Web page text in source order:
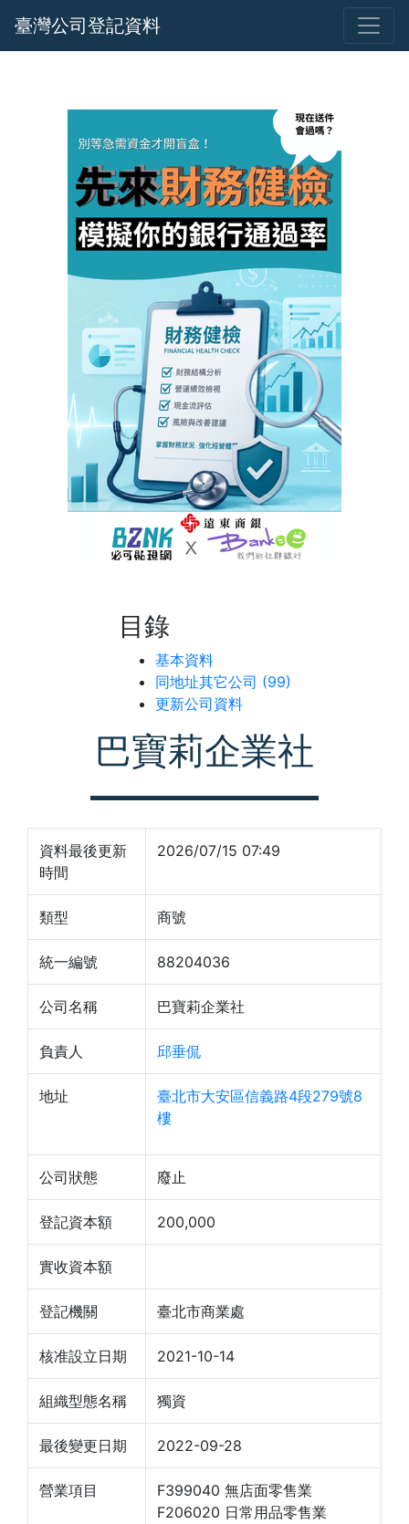
臺灣公司登記資料
目錄
基本資料
同地址其它公司 (99)
更新公司資料
巴寶莉企業社
資料最後更新
時間
2026/07/15 07:49
類型 商號
統一編號 88204036
公司名稱 巴寶莉企業社
負責人 邱垂侃
地址
臺北市大安區信義路4段279號8
樓
公司狀態 廢止
登記資本額 200,000
實收資本額
登記機關 臺北市商業處
核准設立日期 2021-10-14
組織型態名稱 獨資
最後變更日期 2022-09-28
營業項目
F399040 無店面零售業
F206020 日常用品零售業